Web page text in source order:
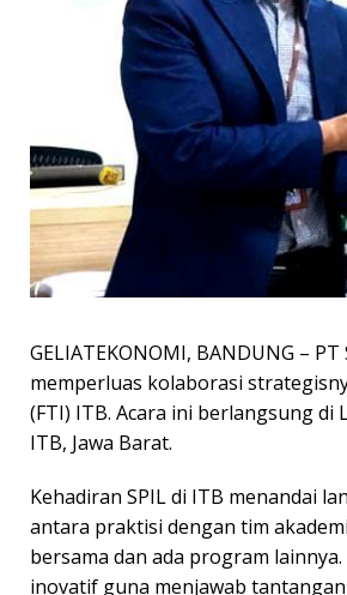
GELIATEKONOMI, BANDUNG –
memperluas kolaborasi
(FTI) ITB. Acara ini berlangsung
ITB, Jawa Barat.
Kehadiran SPIL di ITB menandai
antara praktisi dengan tim
bersama dan ada program
inovatif guna menjawab